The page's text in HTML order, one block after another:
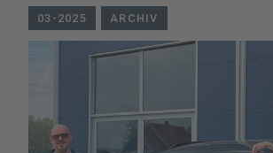
03-2025 ARCHIV